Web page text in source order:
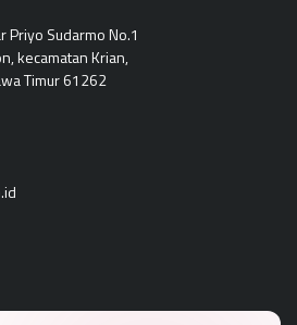
Priyo Sudarmo No.1
kecamatan Krian,
Timur 61262